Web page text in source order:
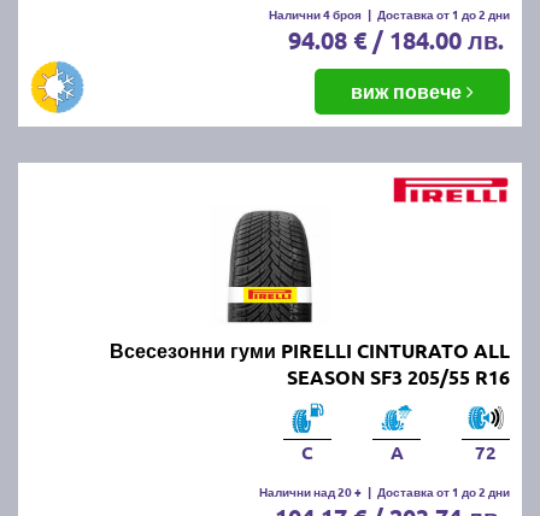
Налични 4 броя | Доставка от 1 до 2 дни
94.08 € / 184.00 лв.
виж повече
Всесезонни гуми PIRELLI CINTURATO ALL
SEASON SF3 205/55 R16
C A 72
Налични над 20 + | Доставка от 1 до 2 дни